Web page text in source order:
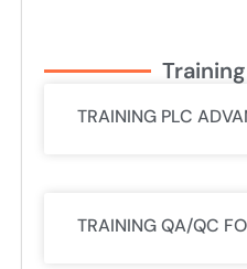
TRAINING PLC
TRAINING QA/QC